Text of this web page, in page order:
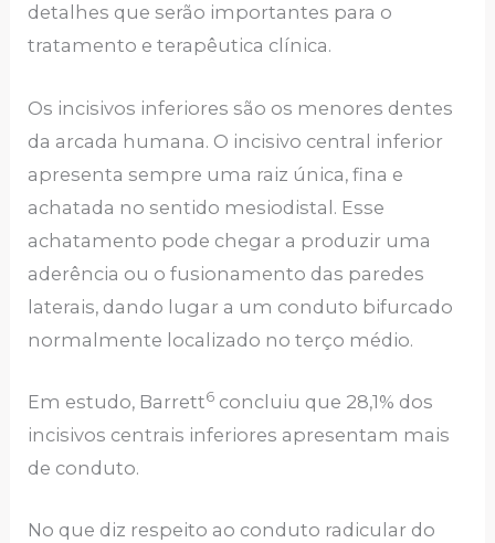
detalhes que serão importantes para o
tratamento e terapêutica clínica.
Os incisivos inferiores são os menores dentes
da arcada humana. O incisivo central inferior
apresenta sempre uma raiz única, fina e
achatada no sentido mesiodistal. Esse
achatamento pode chegar a produzir uma
aderência ou o fusionamento das paredes
laterais, dando lugar a um conduto bifurcado
normalmente localizado no terço médio.
Em estudo, Barrett6 concluiu que 28,1% dos
incisivos centrais inferiores apresentam mais
de conduto.
No que diz respeito ao conduto radicular do